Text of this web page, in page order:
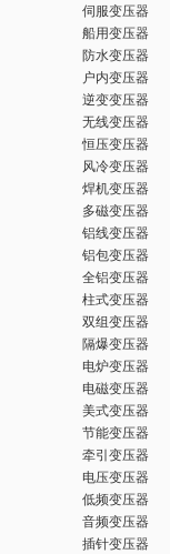
键
词
伺服变压器
船用变压器
防水变压器
户内变压器
逆变变压器
无线变压器
恒压变压器
风冷变压器
焊机变压器
多磁变压器
铝线变压器
铝包变压器
全铝变压器
柱式变压器
双组变压器
隔爆变压器
电炉变压器
电磁变压器
美式变压器
节能变压器
牵引变压器
电压变压器
低频变压器
音频变压器
插针变压器